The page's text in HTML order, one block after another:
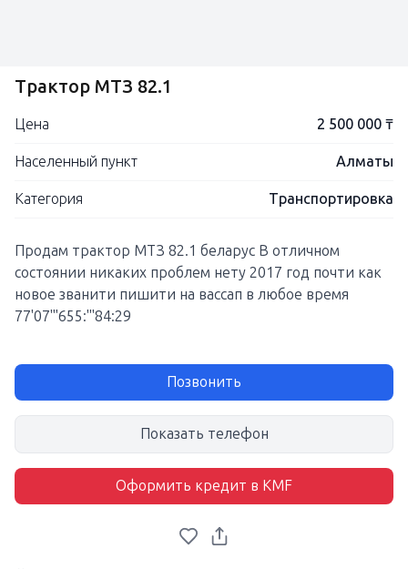
Трактор МТЗ 82.1
Цена 2 500 000 ₸
Населенный пункт Алматы
Категория Транспортировка
Продам трактор МТЗ 82.1 беларус В отличном
состоянии никаких проблем нету 2017 год почти как
новое званити пишити на вассап в любое время
77'07'"655:'"84:29
Позвонить
Показать телефон
Оформить кредит в KMF